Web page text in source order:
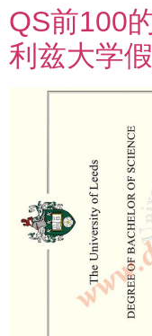
QS前100
利兹大学